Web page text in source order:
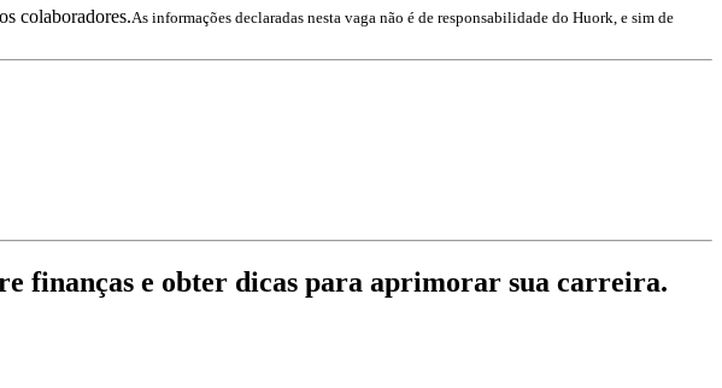
colaboradores.As informações declaradas nesta vaga não é de responsabilidade do Huork, e sim de
finanças e obter dicas para aprimorar sua carreira.